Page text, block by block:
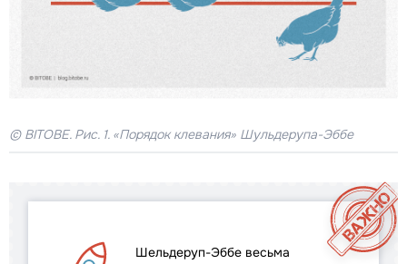
© BITOBE. Рис. 1. «Порядок клевания» Шульдерупа-Эббе
Шельдеруп-Эббе весьма